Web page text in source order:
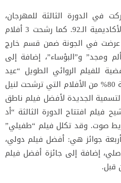
أن 5 أفلام شاركت في الدورة الثالثة للمهرجان،
حصلت على 11 ترشيحًا لجوائز الأكاديمية الـ92. كما رشحت 3 أفلام
عرضت في الجونة ضمن قسم خارج
ومجد” و”البؤساء”، إضافة إلى
للفيلم الروائي الطويل “عيد
القربان” ليان كوماسا، أي بنسبة 80% من الأفلام التي ترشحت لنيل
الجديدة لأفضل فيلم ناطق
فيلم افتتاح الدورة الثالثة “أد
صوت. وقد تكلل فيلم “طفيلي”
جوائز هي: أفضل فيلم دولي،
إضافة إلى جائزة أفضل فيلم
قبل.